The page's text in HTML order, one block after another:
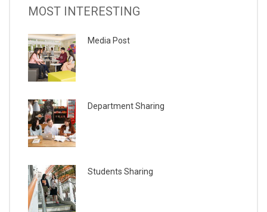
MOST INTERESTING
Media Post
Department Sharing
Students Sharing